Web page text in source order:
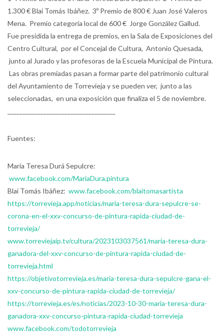
1.300 € Blai Tomás Ibáñez. 3º Premio de 800 € Juan José Valeros
Mena. Premio categoría local de 600 € Jorge González Gallud.
Fue presidida la entrega de premios, en la Sala de Exposiciones del
Centro Cultural, por el Concejal de Cultura, Antonio Quesada,
junto al Jurado y las profesoras de la Escuela Municipal de Pintura.
Las obras premiadas pasan a formar parte del patrimonio cultural
del Ayuntamiento de Torrevieja y se pueden ver, junto a las
seleccionadas, en una exposición que finaliza el 5 de noviembre.
Fuentes:
María Teresa Durá Sepulcre:
www.facebook.com/MariaDura.pintura
Blai Tomás Ibáñez: www.facebook.com/blaitomasartista
https://torrevieja.app/noticias/maria-teresa-dura-sepulcre-se-
corona-en-el-xxv-concurso-de-pintura-rapida-ciudad-de-
torrevieja/
www.torreviejaip.tv/cultura/2023103037561/maria-teresa-dura-
ganadora-del-xxv-concurso-de-pintura-rapida-ciudad-de-
torrevieja.html
https://objetivotorrevieja.es/maria-teresa-dura-sepulcre-gana-el-
xxv-concurso-de-pintura-rapida-ciudad-de-torrevieja/
https://torrevieja.es/es/noticias/2023-10-30-maria-teresa-dura-
ganadora-xxv-concurso-pintura-rapida-ciudad-torrevieja
www.facebook.com/todotorrevieja